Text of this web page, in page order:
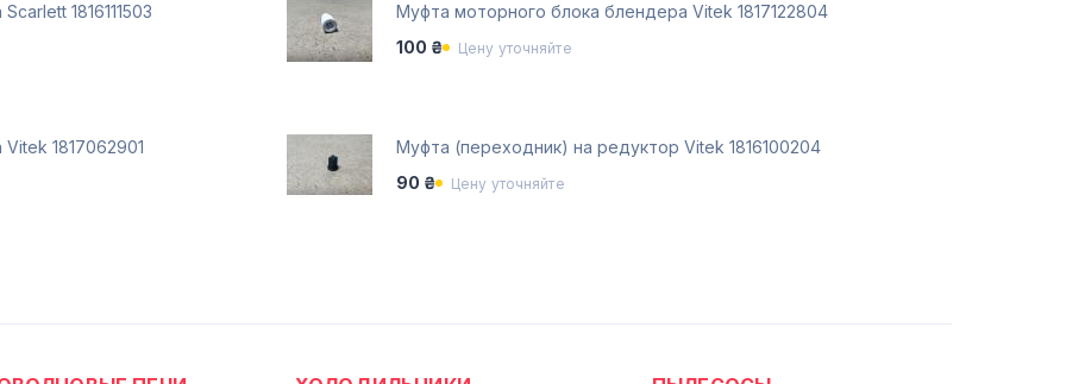
1816111503
Муфта моторного блока блендера Vitek 1817122804
100 ₴
Цену уточняйте
1817062901
Муфта (переходник) на редуктор Vitek 1816100204
90 ₴
Цену уточняйте